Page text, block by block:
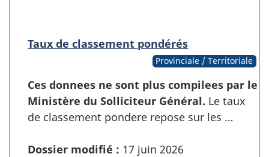
Taux de classement pondérés
Provinciale / Territoriale
Ces donnees ne sont plus compilees par le
Ministère du Solliciteur Général. Le taux
de classement pondere repose sur les …
Dossier modifié : 17 juin 2026